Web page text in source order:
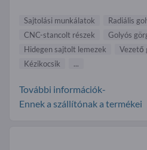
Sajtolási munkálatok
Radiális
CNC-stancolt részek
Golyós
Hidegen sajtolt lemezek
Vezető
Kézikocsik
...
További információk-
Ennek a szállítónak a termékei